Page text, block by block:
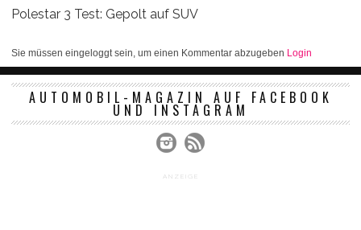
Polestar 3 Test: Gepolt auf SUV
Sie müssen eingeloggt sein, um einen Kommentar abzugeben Login
AUTOMOBIL-MAGAZIN AUF FACEBOOK
UND INSTAGRAM
ANZEIGE